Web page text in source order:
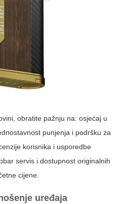
obratite pažnju na: osjećaj u
punjenja i podršku za
korisnika i usporedbe
servis i dostupnost originalnih
cijene.
uređaja